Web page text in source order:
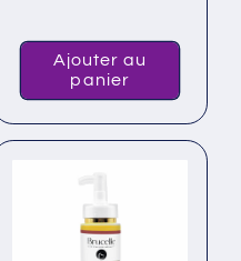
Ajouter au
panier